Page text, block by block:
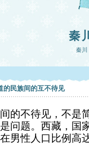
秦
秦川
的民族间的互不待见
的不待见，不是
问题。西藏，国
男性人口比例高